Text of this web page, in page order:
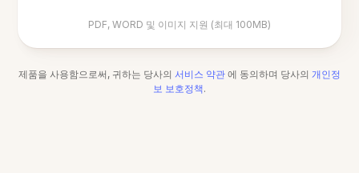
PDF, WORD 및 이미지 지원 (최대 100MB)
제품을 사용함으로써, 귀하는 당사의 서비스 약관 에 동의하며 당사의 개인정
보 보호정책.